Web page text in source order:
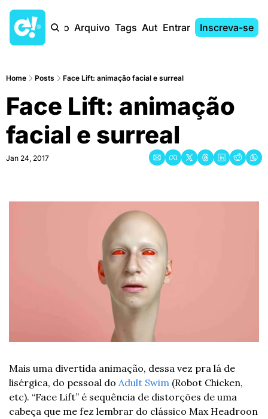
Início Arquivo Tags AutoresEntrar Inscreva-se
Home Posts Face Lift: animação facial e surreal
Face Lift: animação
facial e surreal
Jan 24, 2017
Mais uma divertida animação, dessa vez pra lá de
lisérgica, do pessoal do Adult Swim (Robot Chicken,
etc). “Face Lift” é sequência de distorções de uma
cabeça que me fez lembrar do clássico Max Headroon